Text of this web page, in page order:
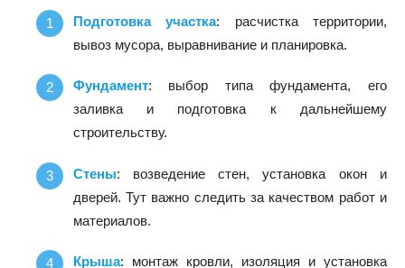
Подготовка участка: расчистка территории,
вывоз мусора, выравнивание и планировка.
Фундамент: выбор типа фундамента, его
заливка и подготовка к дальнейшему
строительству.
Стены: возведение стен, установка окон и
дверей. Тут важно следить за качеством работ и
материалов.
Крыша: монтаж кровли, изоляция и установка